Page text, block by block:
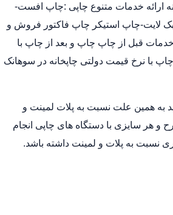
ارائه خدمات متنوع چاپی :چاپ افست-
کالک-چاپ بک لایت-چاپ استیکر چاپ فاکتور فروش و
خدمات قبل از چاپ چاپ و بعد از چاپ با
با نرخ قیمت دولتی چاپخانه در سوهانک
به همین علت نسبت به پلات لمینت و
و هر سایزی با دستگاه های چاپی انجام
نسبت به پلات و لمینت داشته باشد.